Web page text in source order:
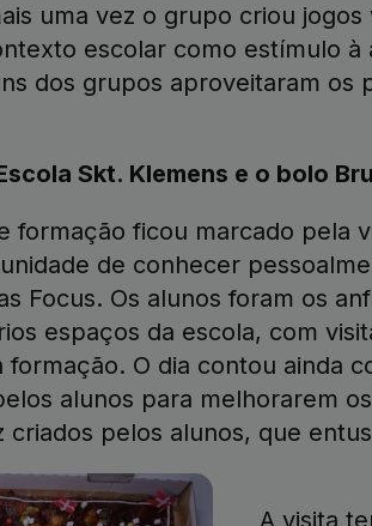
uma vez o grupo criou
escolar como estímulo
dos grupos aproveitaram
Skt. Klemens e o bolo
formação ficou marcado pela
de conhecer
Focus. Os alunos foram os
espaços da escola, com
formação. O dia contou ainda
alunos para melhorarem
criados pelos alunos, que
A visita